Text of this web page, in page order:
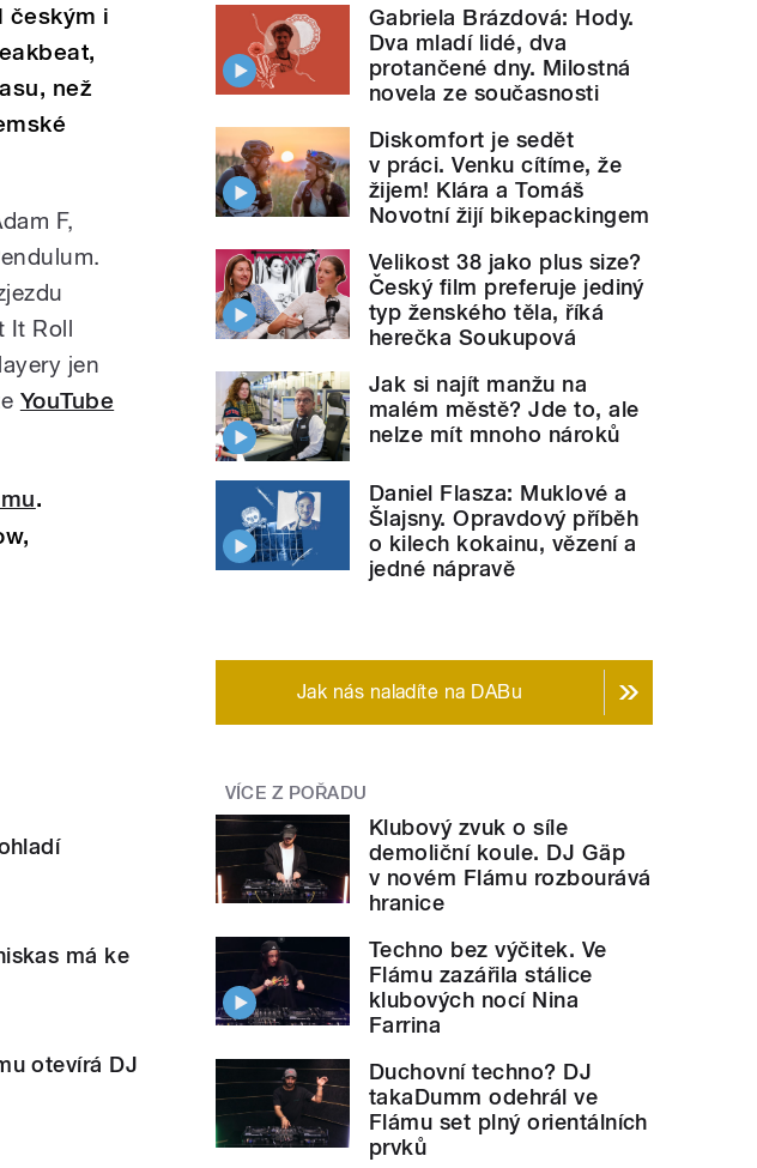
českým i
než
F,
It Roll
jen
YouTube
.
má ke
otevírá DJ
Gabriela Brázdová: Hody.
Dva mladí lidé, dva
protančené dny. Milostná
novela ze současnosti
Diskomfort je sedět
v práci. Venku cítíme, že
žijem! Klára a Tomáš
Novotní žijí bikepackingem
Velikost 38 jako plus size?
Český film preferuje jediný
typ ženského těla, říká
herečka Soukupová
Jak si najít manžu na
malém městě? Jde to, ale
nelze mít mnoho nároků
Daniel Flasza: Muklové a
Šlajsny. Opravdový příběh
o kilech kokainu, vězení a
jedné nápravě
Jak nás naladíte na DABu
VÍCE Z POŘADU
Klubový zvuk o síle
demoliční koule. DJ Gäp
v novém Flámu rozbourává
hranice
Techno bez výčitek. Ve
Flámu zazářila stálice
klubových nocí Nina
Farrina
Duchovní techno? DJ
takaDumm odehrál ve
Flámu set plný orientálních
prvků